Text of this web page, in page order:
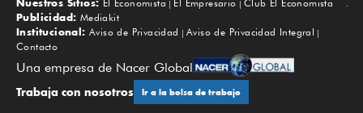
Subir
Nuestros Sitios: El Economista El Empresario
Club El Economista
Publicidad: Mediakit
Institucional: Aviso de Privacidad
Aviso de Privacidad Integral
Contacto
Una empresa de Nacer Global
Trabaja con nosotros Ir a la bolsa de trabajo